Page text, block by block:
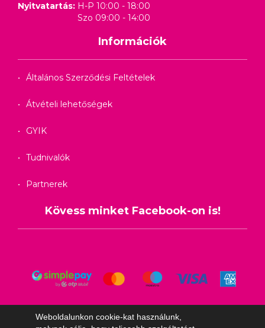
Nyitvatartás: H-P 10:00 - 18:00
Szo 09:00 - 14:00
Információk
Általános Szerződési Feltételek
Átvételi lehetőségek
GYIK
Tudnivalók
Partnerek
Kövess minket Facebook-on is!
Weboldalunkon cookie-kat használunk,